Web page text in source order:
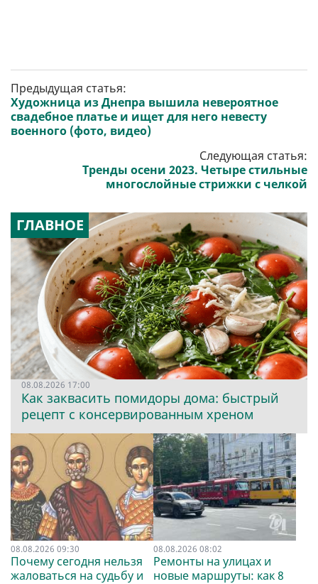
Предыдущая статья:
Художница из Днепра вышила невероятное
свадебное платье и ищет для него невесту
военного (фото, видео)
Следующая статья:
Тренды осени 2023. Четыре стильные
многослойные стрижки с челкой
ГЛАВНОЕ
08.08.2026 17:00
Как заквасить помидоры дома: быстрый
рецепт с консервированным хреном
08.08.2026 09:30
Почему сегодня нельзя
жаловаться на судьбу и
08.08.2026 08:02
Ремонты на улицах и
новые маршруты: как 8